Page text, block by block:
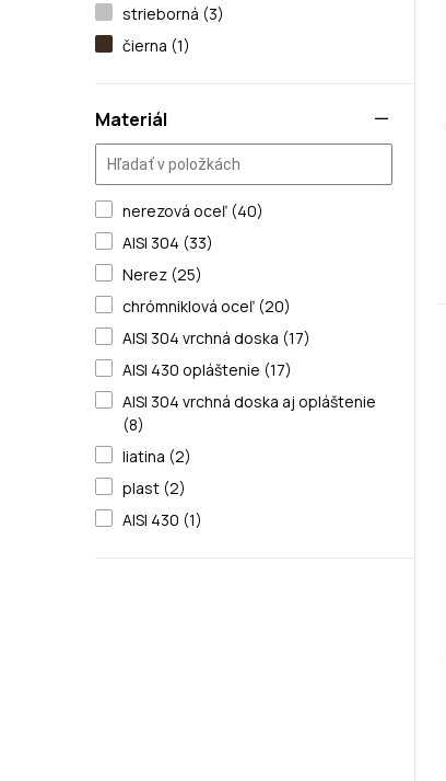
strieborná (3)
čierna (1)
Materiál
nerezová oceľ (40)
AISI 304 (33)
Nerez (25)
chrómniklová oceľ (20)
AISI 304 vrchná doska (17)
AISI 430 opláštenie (17)
AISI 304 vrchná doska aj opláštenie
(8)
liatina (2)
plast (2)
AISI 430 (1)